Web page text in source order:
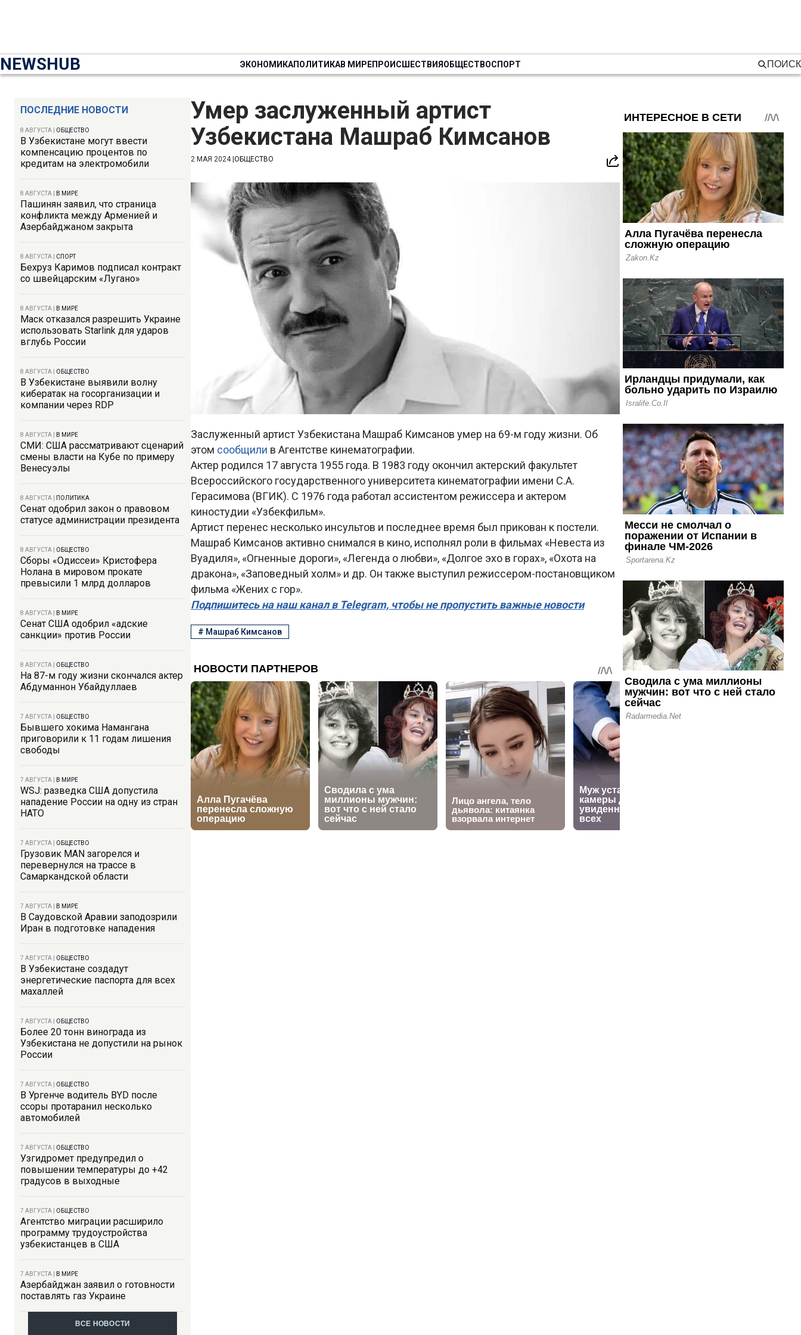
NEWSHUB ЭКОНОМИКАПОЛИТИКАВ МИРЕПРОИСШЕСТВИЯОБЩЕСТВОСПОРТ ПОИСК
ПОСЛЕДНИЕ НОВОСТИ
8 АВГУСТА ОБЩЕСТВО
В Узбекистане могут ввести
компенсацию процентов по
кредитам на электромобили
8 АВГУСТА В МИРЕ
Пашинян заявил, что страница
конфликта между Арменией и
Азербайджаном закрыта
8 АВГУСТА СПОРТ
Бехруз Каримов подписал контракт
со швейцарским «Лугано»
8 АВГУСТА В МИРЕ
Маск отказался разрешить Украине
использовать Starlink для ударов
вглубь России
8 АВГУСТА ОБЩЕСТВО
В Узбекистане выявили волну
кибератак на госорганизации и
компании через RDP
8 АВГУСТА В МИРЕ
СМИ: США рассматривают сценарий
смены власти на Кубе по примеру
Венесуэлы
8 АВГУСТА ПОЛИТИКА
Сенат одобрил закон о правовом
статусе администрации президента
8 АВГУСТА ОБЩЕСТВО
Сборы «Одиссеи» Кристофера
Нолана в мировом прокате
превысили 1 млрд долларов
8 АВГУСТА В МИРЕ
Сенат США одобрил «адские
санкции» против России
8 АВГУСТА ОБЩЕСТВО
На 87-м году жизни скончался актер
Абдуманнон Убайдуллаев
7 АВГУСТА ОБЩЕСТВО
Бывшего хокима Намангана
приговорили к 11 годам лишения
свободы
7 АВГУСТА В МИРЕ
WSJ: разведка США допустила
нападение России на одну из стран
НАТО
7 АВГУСТА ОБЩЕСТВО
Грузовик MAN загорелся и
перевернулся на трассе в
Самаркандской области
7 АВГУСТА В МИРЕ
В Саудовской Аравии заподозрили
Иран в подготовке нападения
7 АВГУСТА ОБЩЕСТВО
В Узбекистане создадут
энергетические паспорта для всех
махаллей
7 АВГУСТА ОБЩЕСТВО
Более 20 тонн винограда из
Узбекистана не допустили на рынок
России
7 АВГУСТА ОБЩЕСТВО
В Ургенче водитель BYD после
ссоры протаранил несколько
автомобилей
7 АВГУСТА ОБЩЕСТВО
Узгидромет предупредил о
повышении температуры до +42
градусов в выходные
7 АВГУСТА ОБЩЕСТВО
Агентство миграции расширило
программу трудоустройства
узбекистанцев в США
7 АВГУСТА В МИРЕ
Азербайджан заявил о готовности
поставлять газ Украине
ВСЕ НОВОСТИ
Умер заслуженный артист
Узбекистана Машраб Кимсанов
2 МАЯ 2024| ОБЩЕСТВО
Заслуженный артист Узбекистана Машраб Кимсанов умер на 69-м году жизни. Об
этом сообщили в Агентстве кинематографии.
Актер родился 17 августа 1955 года. В 1983 году окончил актерский факультет
Всероссийского государственного университета кинематографии имени С.А.
Герасимова (ВГИК). С 1976 года работал ассистентом режиссера и актером
киностудии «Узбекфильм».
Артист перенес несколько инсультов и последнее время был прикован к постели.
Машраб Кимсанов активно снимался в кино, исполнял роли в фильмах «Невеста из
Вуадиля», «Огненные дороги», «Легенда о любви», «Долгое эхо в горах», «Охота на
дракона», «Заповедный холм» и др. Он также выступил режиссером-постановщиком
фильма «Жених с гор».
Подпишитесь на наш канал в Telegram, чтобы не пропустить важные новости
# Машраб Кимсанов